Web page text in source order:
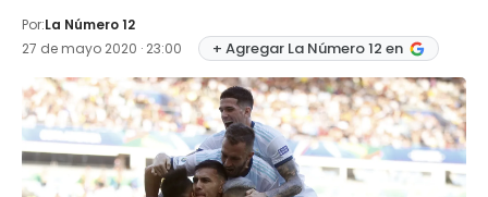
Por:La Número 12
27 de mayo 2020 · 23:00
+ Agregar La Número 12 en